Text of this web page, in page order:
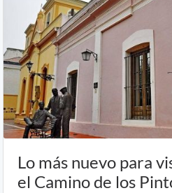
Lo más nuevo para
el Camino de los